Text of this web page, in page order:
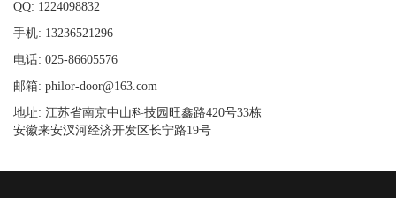
QQ: 1224098832
手机: 13236521296
电话: 025-86605576
邮箱: philor-door@163.com
地址: 江苏省南京中山科技园旺鑫路420号33栋
安徽来安汊河经济开发区长宁路19号